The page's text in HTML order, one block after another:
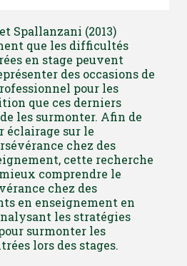
Spallanzani (2013)
que les difficultés
en stage peuvent
des occasions de
pour les
que ces derniers
les surmonter. Afin de
éclairage sur le
chez des
cette recherche
comprendre le
chez des
en enseignement en
les stratégies
surmonter les
lors des stages.